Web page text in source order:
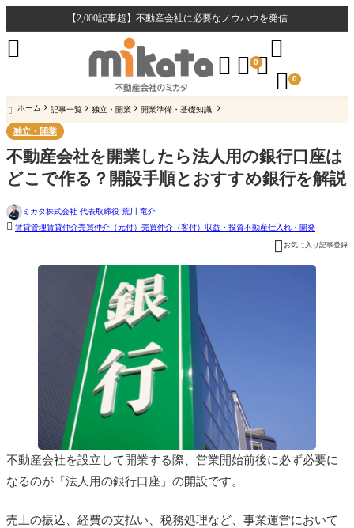
【2,000記事超】不動産会社に必要なノウハウを発信
  0

 0

 ホーム 記事一覧 独立・開業 開業準備・基礎知識
独立・開業
不動産会社を開業したら法人用の銀行口座は
どこで作る？開設手順とおすすめ銀行を解説
ミカタ株式会社 代表取締役 荒川 竜介
 賃貸管理賃貸仲介売買仲介（元付） 売買仲介（客付） 収益・投資不動産仕入れ・開発
 お気に入り記事登録
不動産会社を設立して開業する際、営業開始前後に必ず必要に
なるのが「法人用の銀行口座」の開設です。
売上の振込、経費の支払い、税務処理など、事業運営において